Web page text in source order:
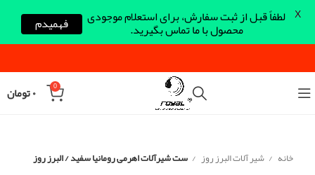
0 ۰تومان
خانه شیر آلات البرز روز ست شیرآلات اهرمی رومانیا سفید / البرز روز
لطفاً قبل از ثبت سفارش، برای استعلام موجودی
محصول با ما تماس بگیرید. فهمیدم X